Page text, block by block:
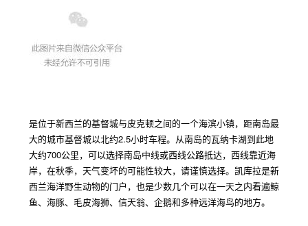
是位于新西兰的基督城与皮克顿之间的一个海滨小镇，距南岛最
大的城市基督城以北约2.5小时车程。从南岛的瓦纳卡湖到此地
大约700公里，可以选择南岛中线或西线公路抵达，西线靠近海
岸，在秋季，天气变坏的可能性较大，请谨慎选择。凯库拉是新
西兰海洋野生动物的门户，也是少数几个可以在一天之内看遍鲸
鱼、海豚、毛皮海狮、信天翁、企鹅和多种远洋海鸟的地方。